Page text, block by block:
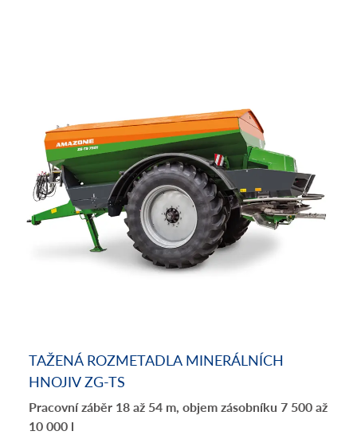
TAŽENÁ ROZMETADLA MINERÁLNÍCH
HNOJIV ZG-TS
Pracovní záběr 18 až 54 m, objem zásobníku 7 500 až
10 000 l